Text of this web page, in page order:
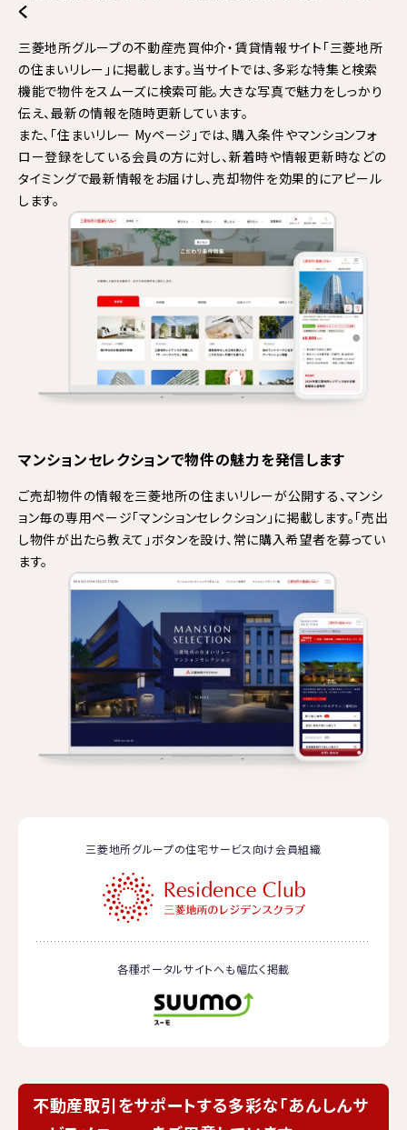
く
三菱地所グループの不動産売買仲介・賃貸情報サイト 「三菱地所
の住まいリレー」に掲載します。 当サイトでは、多彩な特集と検索
機能で物件をスムーズに検索可能。大きな写真で魅力をしっかり
伝え、最新の情報を随時更新しています。
また、「住まいリレー Myページ」では、購入条件やマンションフォ
ロー登録をしている会員の方に対し、新着時や情報更新時などの
タイミングで最新情報をお届けし、売却物件を効果的にアピール
します。
マンションセレクションで物件の魅力を発信します
ご売却物件の情報を三菱地所の住まいリレーが公開する、マンシ
ョン毎の専用ページ「マンションセレクション」に掲載します。「売出
し物件が出たら教えて」ボタンを設け、常に購入希望者を募ってい
ます。
三菱地所グループの住宅サービス向け会員組織
各種ポータルサイトへも幅広く掲載
不動産取引をサポートする多彩な「あんしんサ